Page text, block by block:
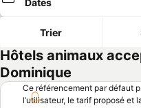
Dates
Trier
Hôtels animaux
Dominique
Ce référencement par défaut
l’utilisateur, le tarif proposé et